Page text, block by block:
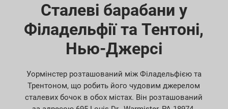
Сталеві барабани у
Філадельфії та Тентоні,
Нью-Джерсі
Уормінстер розташований між Філадельфією та
Трентоном, що робить його чудовим джерелом
сталевих бочок в обох містах. Він розташований